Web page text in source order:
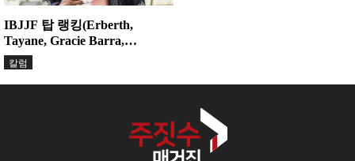
IBJJF 탑 랭킹(Erberth,
Tayane, Gracie Barra,
Alliance)
칼럼